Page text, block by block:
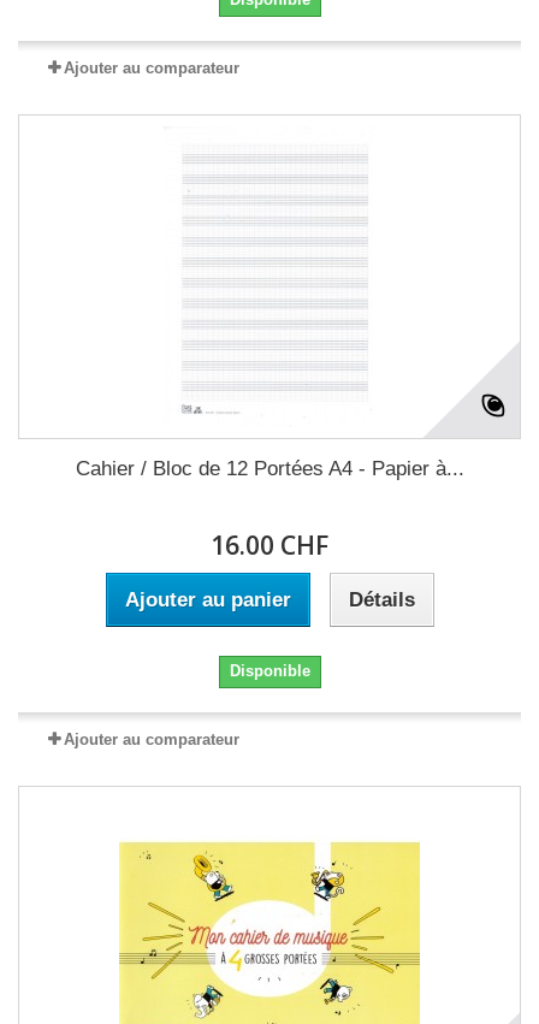
Ajouter au comparateur
Cahier / Bloc de 12 Portées A4 - Papier à...
16.00 CHF
Ajouter au panier Détails
Disponible
Ajouter au comparateur